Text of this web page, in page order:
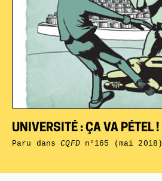
UNIVERSITÉ : ÇA VA PÉTEL !
Paru dansCQFDn°165 (mai 2018)